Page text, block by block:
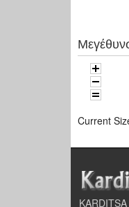
Current